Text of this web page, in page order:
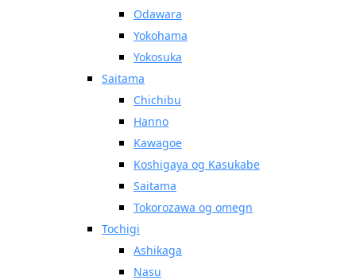
Odawara
Yokohama
Yokosuka
Saitama
Chichibu
Hanno
Kawagoe
Koshigaya og Kasukabe
Saitama
Tokorozawa og omegn
Tochigi
Ashikaga
Nasu